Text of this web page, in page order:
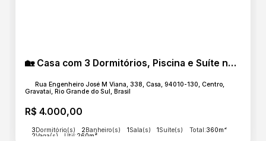
🏡 Casa com 3 Dormitórios, Piscina e Suíte no Centro de Gravataí – Venda e Locação
R$ 4.000,00
Rua Engenheiro José M Viana, 338, Casa, 94010-130, Centro,
Gravataí, Rio Grande do Sul, Brasil
3Dormitório(s) 2Banheiro(s) 1Sala(s) 1Suíte(s) Total:360m²
2Vaga(s) Útil:260m²